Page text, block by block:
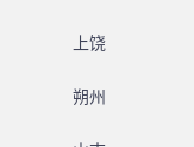
上饶
朔州